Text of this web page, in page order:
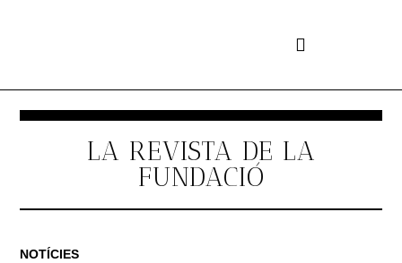
LA REVISTA DE LA
FUNDACIÓ
NOTÍCIES